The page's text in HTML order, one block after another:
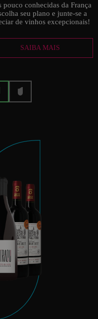
conhecidas da França
seu plano e junte-se a
de vinhos excepcionais!
SAIBA MAIS